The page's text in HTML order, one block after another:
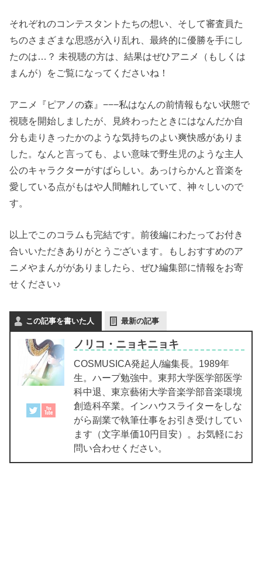
それぞれのコンテスタントたちの想い、そして審査員た
ちのさまざまな思惑が入り乱れ、最終的に優勝を手にし
たのは…？ 未視聴の方は、結果はぜひアニメ（もしくは
まんが）をご覧になってくださいね！
アニメ『ピアノの森』−−−私はなんの前情報もない状態で
視聴を開始しましたが、見終わったときにはなんだか自
分も走りきったかのような気持ちのよい爽快感がありま
した。なんと言っても、よい意味で野生児のような主人
公のキャラクターがすばらしい。あっけらかんと音楽を
愛している点がもはや人間離れしていて、神々しいので
す。
以上でこのコラムも完結です。前後編にわたってお付き
合いいただきありがとうございます。もしおすすめのア
ニメやまんががありましたら、ぜひ編集部に情報をお寄
せください♪
この記事を書いた人 最新の記事
ノリコ・ニョキニョキ
COSMUSICA発起人/編集長。1989年
生。ハープ勉強中。東邦大学医学部医学
科中退、東京藝術大学音楽学部音楽環境
創造科卒業。インハウスライターをしな
がら副業で執筆仕事をお引き受けしてい
ます（文字単価10円目安）。お気軽にお
問い合わせください。